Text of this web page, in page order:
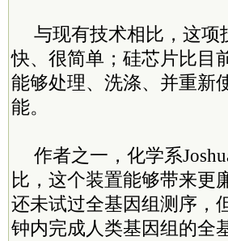
与现有技术相比，这项
快、很简单；硅芯片比目
能够处理、洗涤、并重新
能。
作者之一，化学系
比，这个装置能够带来更
还未试过全基因组测序，
钟内完成人类基因组的全